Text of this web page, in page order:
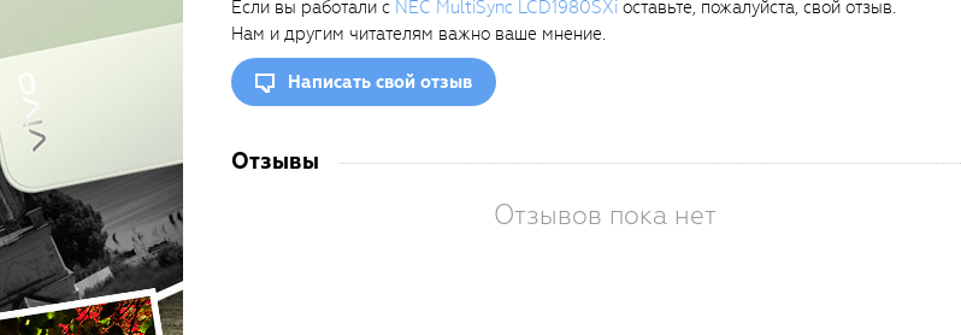
Если вы работали с NEC MultiSync LCD1980SXi оставьте, пожалуйста, свой отзыв.
Нам и другим читателям важно ваше мнение.
Написать свой отзыв
Отзывы
Отзывов пока нет